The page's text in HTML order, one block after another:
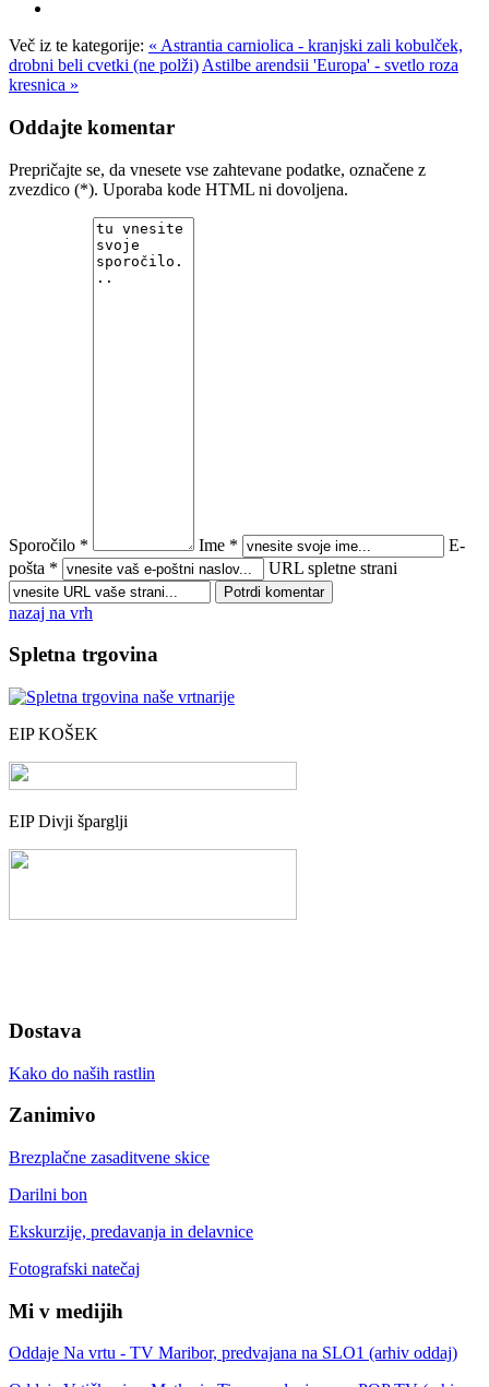
Več iz te kategorije: « Astrantia carniolica - kranjski zali kobulček,
drobni beli cvetki (ne polži) Astilbe arendsii 'Europa' - svetlo roza
kresnica »
Oddajte komentar
Prepričajte se, da vnesete vse zahtevane podatke, označene z
zvezdico (*). Uporaba kode HTML ni dovoljena.
Sporočilo * Ime *
E-
pošta *
URL spletne strani
nazaj na vrh
Spletna trgovina
EIP KOŠEK
EIP Divji šparglji
Dostava
Kako do naših rastlin
Zanimivo
Brezplačne zasaditvene skice
Darilni bon
Ekskurzije, predavanja in delavnice
Fotografski natečaj
Mi v medijih
Oddaje Na vrtu - TV Maribor, predvajana na SLO1 (arhiv oddaj)